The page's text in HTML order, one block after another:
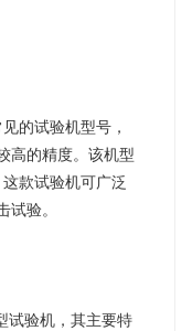
的试验机型号，
高的精度。该机型
款试验机可广泛
试验。
试验机，其主要特